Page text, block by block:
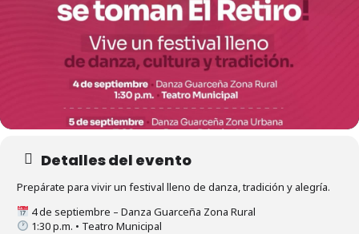
Detalles del evento
Prepárate para vivir un festival lleno de danza, tradición y alegría.
4 de septiembre – Danza Guarceña Zona Rural
1:30 p.m. • Teatro Municipal